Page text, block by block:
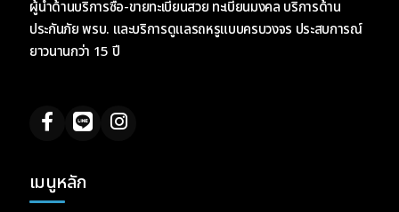
ผู้นำด้านบริการซื้อ-ขายทะเบียนสวย ทะเบียนมงคล บริการด้าน
ประกันภัย พรบ. และบริการดูแลรถหรูแบบครบวงจร ประสบการณ์
ยาวนานกว่า 15 ปี
เมนูหลัก